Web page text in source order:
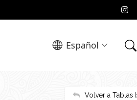
Español
Volver a Tablas